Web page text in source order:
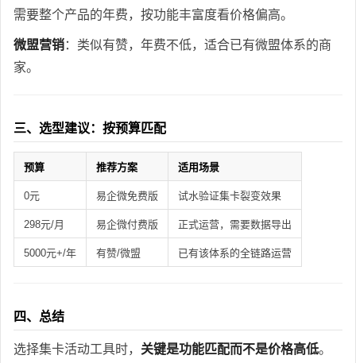
需要整个产品的年费，按功能丰富度看价格偏高。
微盟营销：类似有赞，年费不低，适合已有微盟体系的商
家。
三、选型建议：按预算匹配
预算 推荐方案 适用场景
0元 易企微免费版 试水验证集卡裂变效果
298元/月 易企微付费版 正式运营，需要数据导出
5000元+/年 有赞/微盟 已有该体系的全链路运营
四、总结
选择集卡活动工具时， 关键是功能匹配而不是价格高低。